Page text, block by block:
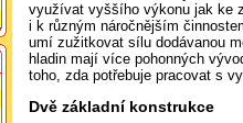
využívat vyššího výkonu jak ke
i k různým náročnějším
umí zužitkovat sílu dodávanou
hladin mají více pohonných
toho, zda potřebuje pracovat s
Dvě základní konstrukce